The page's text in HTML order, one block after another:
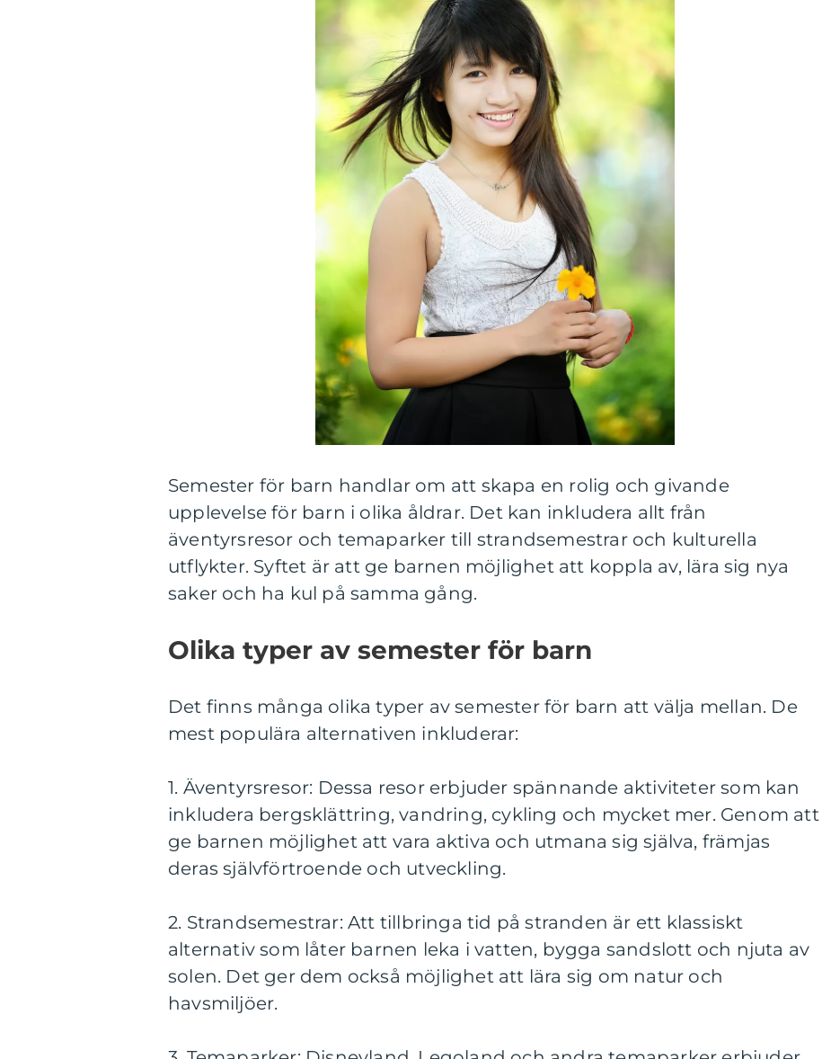
Semester för barn handlar om att skapa en rolig och givande
upplevelse för barn i olika åldrar. Det kan inkludera allt från
äventyrsresor och temaparker till strandsemestrar och kulturella
utflykter. Syftet är att ge barnen möjlighet att koppla av, lära sig nya
saker och ha kul på samma gång.
Olika typer av semester för barn
Det finns många olika typer av semester för barn att välja mellan. De
mest populära alternativen inkluderar:
1. Äventyrsresor: Dessa resor erbjuder spännande aktiviteter som kan
inkludera bergsklättring, vandring, cykling och mycket mer. Genom att
ge barnen möjlighet att vara aktiva och utmana sig själva, främjas
deras självförtroende och utveckling.
2. Strandsemestrar: Att tillbringa tid på stranden är ett klassiskt
alternativ som låter barnen leka i vatten, bygga sandslott och njuta av
solen. Det ger dem också möjlighet att lära sig om natur och
havsmiljöer.